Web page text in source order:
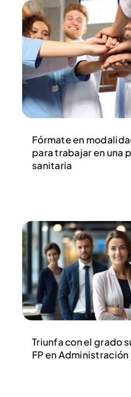
Fórmate en
para trabajar en una
sanitaria
Triunfa con el grado
FP en Administración